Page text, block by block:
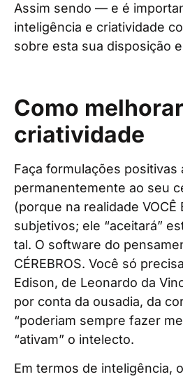
Assim sendo — e é
inteligência e criatividade
sobre esta sua disposição
Como
criatividade
Faça formulações positivas
permanentemente ao seu
(porque na realidade
subjetivos; ele “aceitará”
tal. O software do
CÉREBROS. Você só
Edison, de Leonardo da
por conta da ousadia, da
“poderiam sempre fazer
“ativam” o intelecto.
Em termos de inteligência,